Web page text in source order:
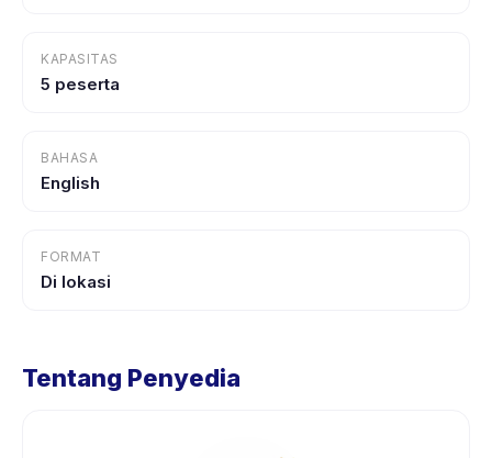
KAPASITAS
5 peserta
BAHASA
English
FORMAT
Di lokasi
Tentang Penyedia